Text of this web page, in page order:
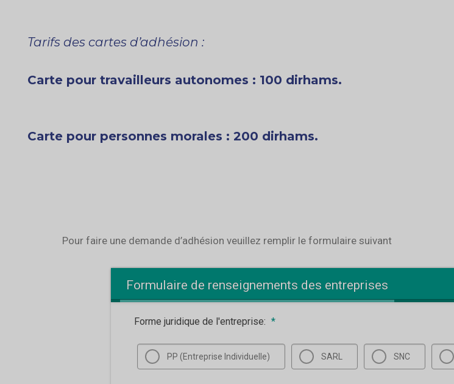
Tarifs des cartes d’adhésion :
Carte pour travailleurs autonomes : 100 dirhams.
Carte pour personnes morales : 200 dirhams.
Pour faire une demande d’adhésion veuillez remplir le formulaire suivant
Formulaire de renseignements des entreprises
Forme juridique de l'entreprise: *
PP (Entreprise Individuelle) SARL SNC